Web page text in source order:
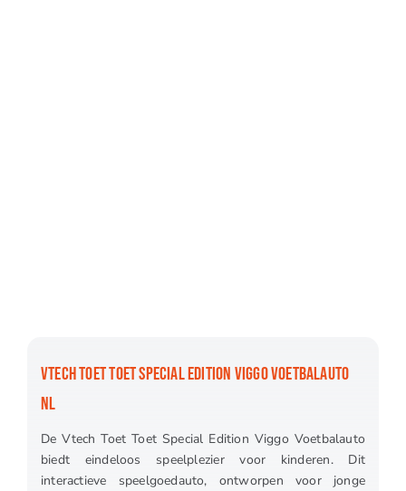
VTECH TOET TOET SPECIAL EDITION VIGGO VOETBALAUTO
NL
De Vtech Toet Toet Special Edition Viggo Voetbalauto
biedt eindeloos speelplezier voor kinderen. Dit
interactieve speelgoedauto, ontworpen voor jonge